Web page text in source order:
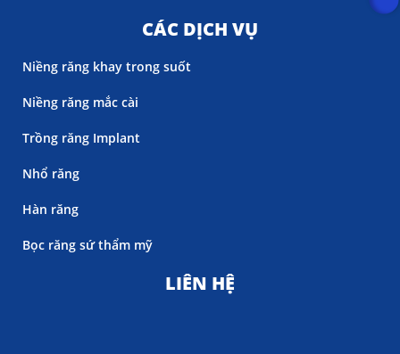
CÁC DỊCH VỤ
Niềng răng khay trong suốt
Niềng răng mắc cài
Trồng răng Implant
Nhổ răng
Hàn răng
Bọc răng sứ thẩm mỹ
LIÊN HỆ